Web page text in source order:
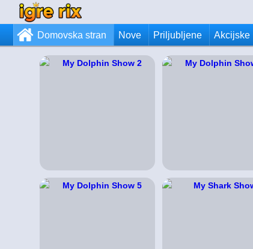
Domovska stran Nove Priljubljene Akcijske